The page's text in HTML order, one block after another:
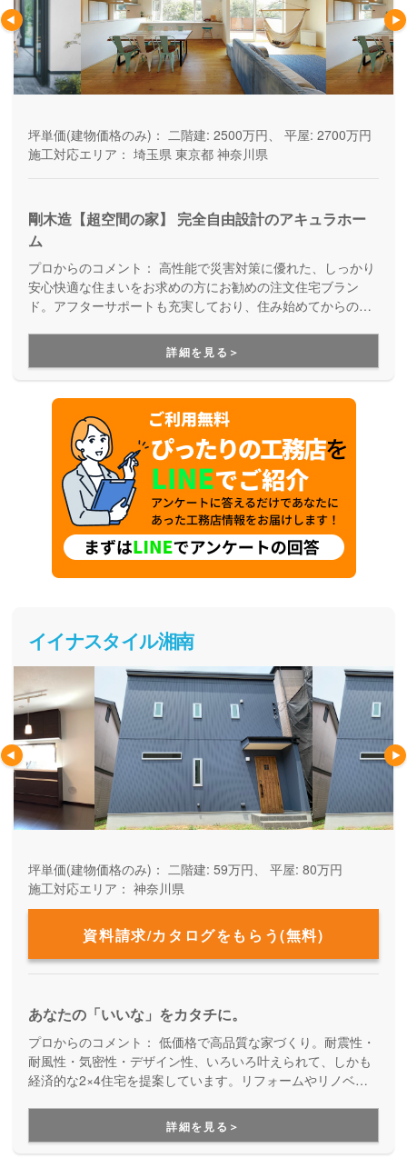
坪単価(建物価格のみ)： 二階建: 2500万円、 平屋: 2700万円
施工対応エリア： 埼玉県 東京都 神奈川県
剛木造【超空間の家】 完全自由設計のアキュラホー
ム
プロからのコメント： 高性能で災害対策に優れた、しっかり
安心快適な住まいをお求めの方にお勧めの注文住宅ブラン
ド。アフターサポートも充実しており、住み始めてからの暮
詳細を見る＞
イイナスタイル湘南
坪単価(建物価格のみ)： 二階建: 59万円、 平屋: 80万円
施工対応エリア： 神奈川県
資料請求/カタログをもらう(無料)
あなたの「いいな」をカタチに。
プロからのコメント： 低価格で高品質な家づくり。耐震性・
耐風性・気密性・デザイン性、いろいろ叶えられて、しかも
経済的な2×4住宅を提案しています。リフォームやリノベー
アイディアやアフターサポートが充実しています。
詳細を見る＞